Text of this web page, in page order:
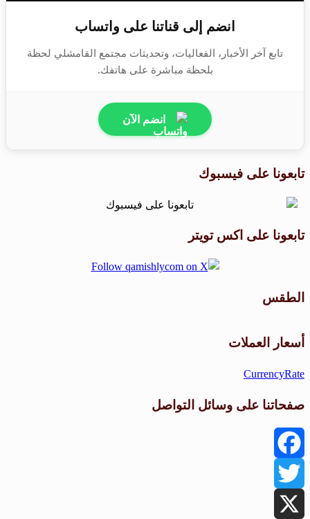
انضم إلى قناتنا على واتساب
تابع آخر الأخبار، الفعاليات، وتحديثات مجتمع القامشلي لحظة
بلحظة مباشرة على هاتفك.
انضم الآن
تابعونا على فيسبوك
تابعونا على اكس تويتر
الطقس
أسعار العملات
CurrencyRate
صفحاتنا على وسائل التواصل
Facebook
Twitter